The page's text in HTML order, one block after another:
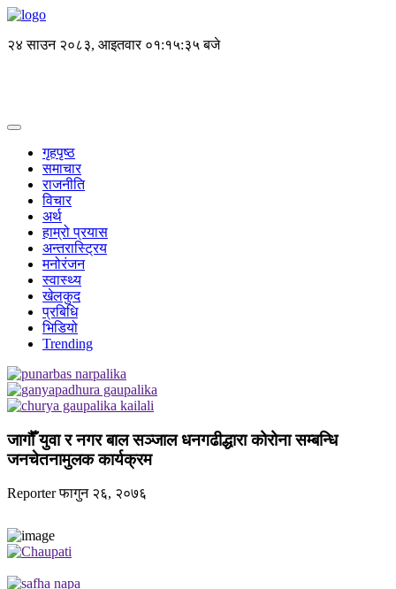
२४ साउन २०८३, आइतवार ०१:१५:३५ बजे
गृहपृष्ठ
समाचार
राजनीति
विचार
अर्थ
हाम्रो प्रयास
अन्तरास्ट्रिय
मनोरंजन
स्वास्थ्य
खेलकुद
प्रबिधि
भिडियो
Trending
जागौँ युवा र नगर बाल सञ्जाल धनगढीद्धारा कोरोना सम्बन्धि
जनचेतनामुलक कार्यक्रम
Reporterफागुन २६, २०७६